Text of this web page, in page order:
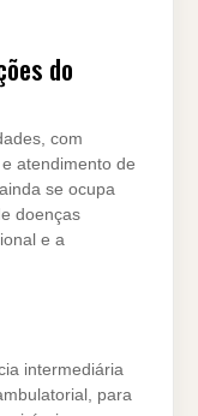
do
com
atendimento de
se ocupa
doenças
e a
intermediária
para